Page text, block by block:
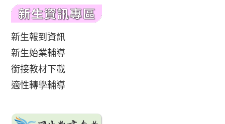
新生報到資訊
新生始業輔導
銜接教材下載
適性轉學輔導